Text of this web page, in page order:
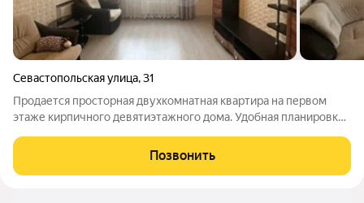
Севастопольская улица,31
Продается просторная двухкомнатная квартира на первом
этаже кирпичного девятиэтажного дома. Удобная планировка,
и 14 кв. м), прихожую с гардеробной зоной и раздельный
санузел с современной
Позвонить